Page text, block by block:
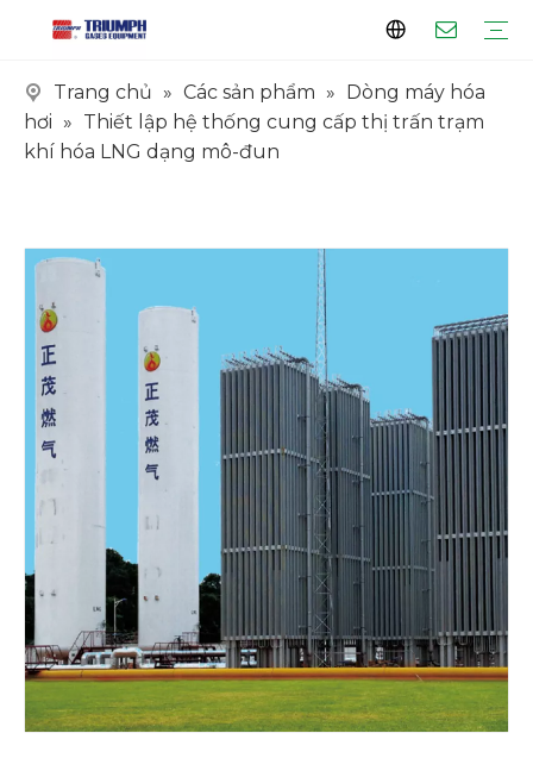
Trang chủ » Các sản phẩm » Dòng máy hóa
hơi » Thiết lập hệ thống cung cấp thị trấn trạm
khí hóa LNG dạng mô-đun